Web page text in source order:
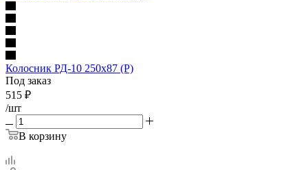
Колосник РД-10 250х87 (Р)
Под заказ
515 ₽
/шт
В корзину